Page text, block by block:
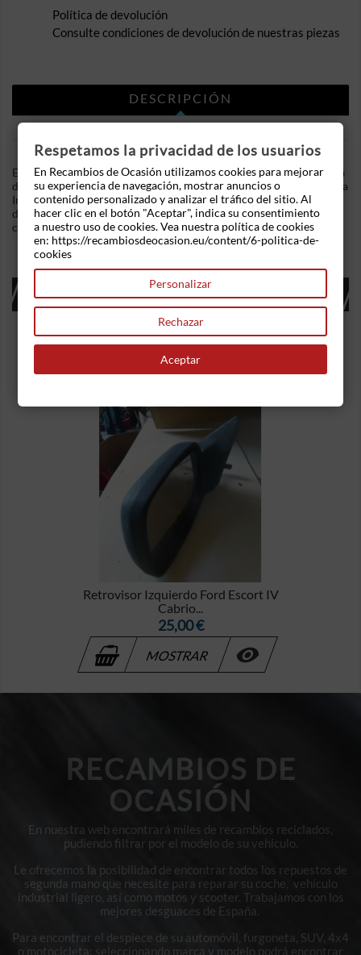
Política de devolución
Consulte condiciones de devolución de nuestras piezas
DESCRIPCIÓN
DETALLES DEL PRODUCTO
En Recambios de Ocasion disponemos de Transmisión delantera
derecha Nissan Primera Hatch (P12) 2.2 dCi (138 cv) .Referencia
Interna: 06200947356758. Para modelo con abs. Ademas,
disponemos de mas recambios, si tiene cualquier duda
consultenos.
16 OTROS PRODUCTOS EN LA MISMA
CATEGORÍA:
Retrovisor Izquierdo Ford Escort IV
Cabrio...
Precio
25,00 €
MOSTRAR 
RECAMBIOS DE
OCASIÓN
En nuestra web encontrará miles de recambios reciclados,
pudiendo filtrar por el modelo de su vehículo.
Le ofrecemos la posibilidad de encontrar todos los repuestos de
segunda mano que necesite para reparar su coche, vehículo
industrial ligero, así como motos y scooter. Trabajamos con los
mejores desguaces de España.
Para encontrar el despiece de su automóvil, furgoneta, SUV, 4x4
o motocicleta; seleccionando marca y modelo podrá encontrar
Respetamos la privacidad de los usuarios
En Recambios de Ocasión utilizamos cookies para mejorar
su experiencia de navegación, mostrar anuncios o
contenido personalizado y analizar el tráfico del sitio. Al
hacer clic en el botón "Aceptar", indica su consentimiento
a nuestro uso de cookies. Vea nuestra política de cookies
en: https://recambiosdeocasion.eu/content/6-politica-de-
cookies
Personalizar
Rechazar
Aceptar